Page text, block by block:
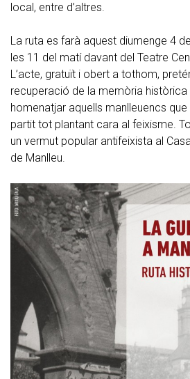
local, entre d’altres.
La ruta es farà aquest diumenge 4
les 11 del matí davant del Teatre
L’acte, gratuït i obert a tothom,
recuperació de la memòria històrica
homenatjar aquells manlleuencs
partit tot plantant cara al feixisme.
un vermut popular antifeixista al
de Manlleu.